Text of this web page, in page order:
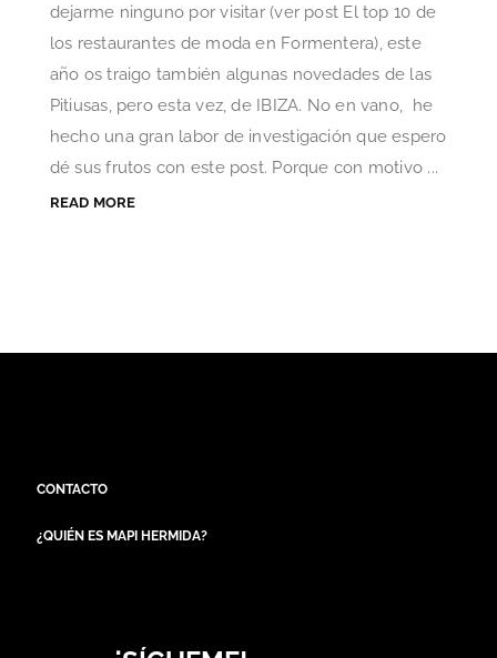
dejarme ninguno por visitar (ver post El top 10 de
los restaurantes de moda en Formentera), este
año os traigo también algunas novedades de las
Pitiusas, pero esta vez, de IBIZA. No en vano, he
hecho una gran labor de investigación que espero
dé sus frutos con este post. Porque con motivo ...
READ MORE
CONTACTO
¿QUIÉN ES MAPI HERMIDA?